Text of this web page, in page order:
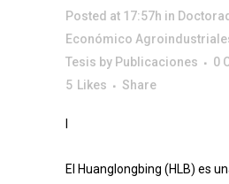
Posted at 17:57h in
Económico
Tesis by Publicaciones
0
5 Likes Share
El Huanglongbing (HLB) es